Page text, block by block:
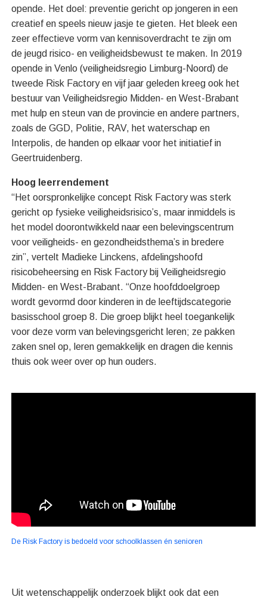
opende. Het doel: preventie gericht op jongeren in een
creatief en speels nieuw jasje te gieten. Het bleek een
zeer effectieve vorm van kennisoverdracht te zijn om
de jeugd risico- en veiligheidsbewust te maken. In 2019
opende in Venlo (veiligheidsregio Limburg-Noord) de
tweede Risk Factory en vijf jaar geleden kreeg ook het
bestuur van Veiligheidsregio Midden- en West-Brabant
met hulp en steun van de provincie en andere partners,
zoals de GGD, Politie, RAV, het waterschap en
Interpolis, de handen op elkaar voor het initiatief in
Geertruidenberg.
Hoog leerrendement
“Het oorspronkelijke concept Risk Factory was sterk
gericht op fysieke veiligheidsrisico’s, maar inmiddels is
het model doorontwikkeld naar een belevingscentrum
voor veiligheids- en gezondheidsthema’s in bredere
zin”, vertelt Madieke Linckens, afdelingshoofd
risicobeheersing en Risk Factory bij Veiligheidsregio
Midden- en West-Brabant. “Onze hoofddoelgroep
wordt gevormd door kinderen in de leeftijdscategorie
basisschool groep 8. Die groep blijkt heel toegankelijk
voor deze vorm van belevingsgericht leren; ze pakken
zaken snel op, leren gemakkelijk en dragen die kennis
thuis ook weer over op hun ouders.
De Risk Factory is bedoeld voor schoolklassen én senioren
Uit wetenschappelijk onderzoek blijkt ook dat een